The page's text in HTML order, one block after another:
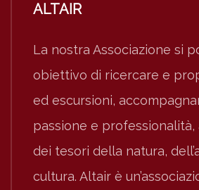
ALTAIR
La nostra Associazione si
obiettivo di ricercare e
ed escursioni,
passione e
dei tesori della natura,
cultura. Altair è